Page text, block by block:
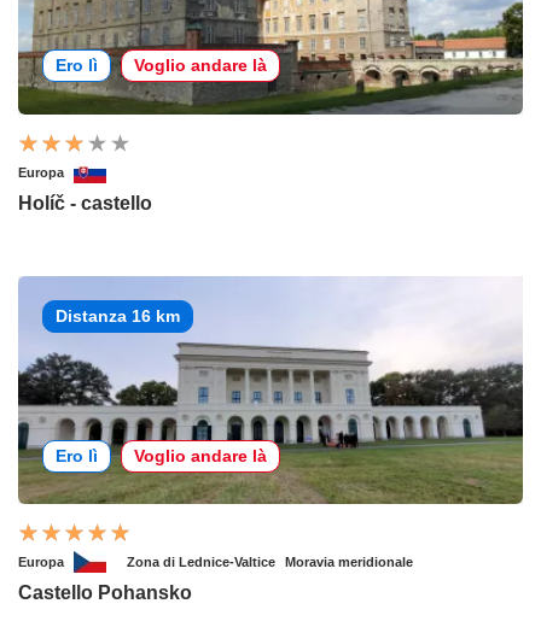
Ero lì Voglio andare là
Europa
Holíč - castello
Distanza 16 km
Ero lì Voglio andare là
Europa Zona di Lednice-Valtice Moravia meridionale
Castello Pohansko